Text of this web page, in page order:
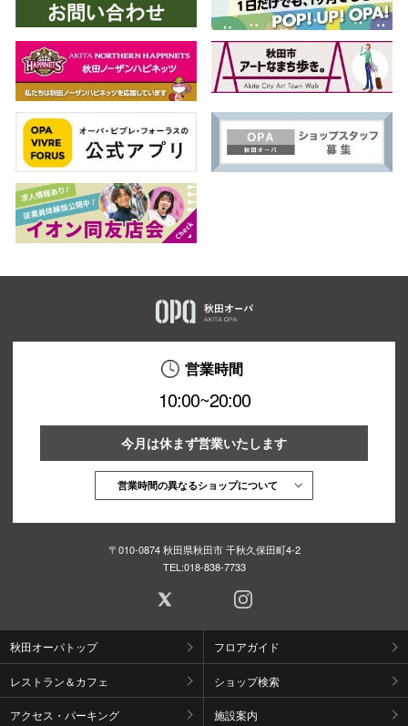
営業時間
10:00~20:00
今月は休まず営業いたします
営業時間の異なるショップについて
〒010-0874 秋田県秋田市 千秋久保田町4-2
TEL:018-838-7733
秋田オーパトップ フロアガイド
レストラン＆カフェ ショップ検索
アクセス・パーキング 施設案内